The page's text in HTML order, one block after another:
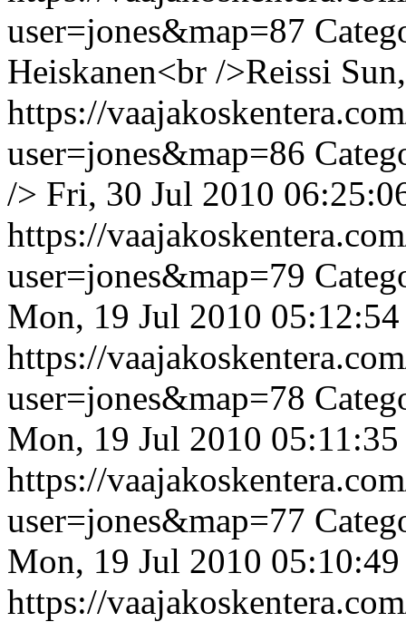
user=jones&map=87
Heiskanen<br />Reissi
https://
user=jones&map=86
/> Fri, 30 Jul 2010
https://
user=jones&map=79
Mon, 19 Jul 2010
https://
user=jones&map=78
Mon, 19 Jul 2010
https://
user=jones&map=77
Mon, 19 Jul 2010
https://